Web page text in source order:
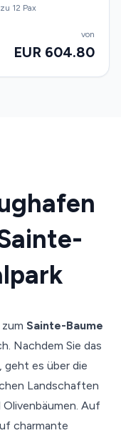
12 Pax
von
EUR 604.80
zum Sainte-Baume
Nachdem Sie das
geht es über die
Landschaften
Auf
charmante